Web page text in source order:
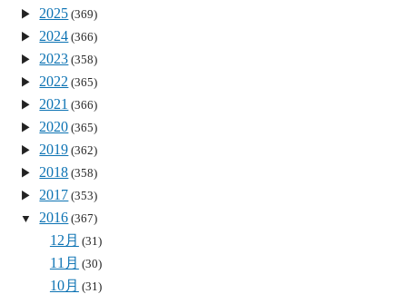
2025 (369)
2024 (366)
2023 (358)
2022 (365)
2021 (366)
2020 (365)
2019 (362)
2018 (358)
2017 (353)
2016 (367)
12月 (31)
11月 (30)
10月 (31)